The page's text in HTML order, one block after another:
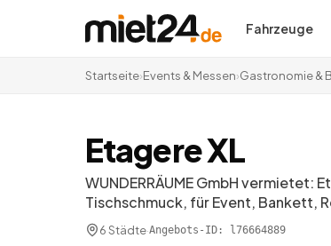
Fahrzeuge
Startseite›Events & Messen›Gastronomie &
Etagere XL
WUNDERRÄUME GmbH
Tischschmuck, für Event, Bankett,
6 Städte·Angebots-ID: l76664889